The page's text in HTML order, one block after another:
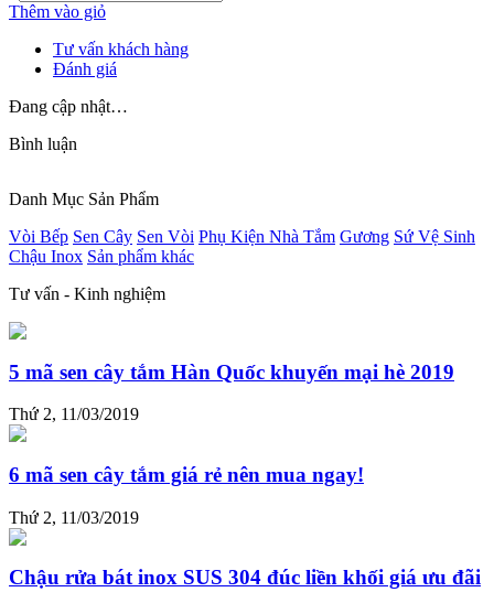
Thêm vào giỏ
Tư vấn khách hàng
Đánh giá
Đang cập nhật…
Bình luận
Danh Mục Sản Phẩm
Vòi Bếp Sen Cây Sen Vòi Phụ Kiện Nhà Tắm Gương Sứ Vệ Sinh
Chậu Inox Sản phẩm khác
Tư vấn - Kinh nghiệm
5 mã sen cây tắm Hàn Quốc khuyến mại hè 2019
Thứ 2, 11/03/2019
6 mã sen cây tắm giá rẻ nên mua ngay!
Thứ 2, 11/03/2019
Chậu rửa bát inox SUS 304 đúc liền khối giá ưu đãi